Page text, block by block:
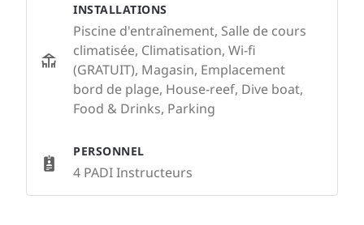
INSTALLATIONS
Piscine d'entraînement, Salle de cours
climatisée, Climatisation, Wi-fi
(GRATUIT), Magasin, Emplacement
bord de plage, House-reef, Dive boat,
Food & Drinks, Parking
PERSONNEL
4 PADI Instructeurs